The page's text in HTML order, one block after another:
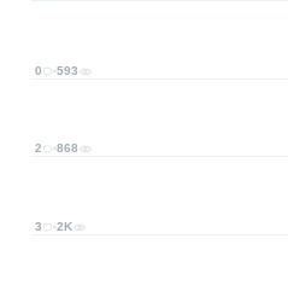
0 593
2 868
3 2K